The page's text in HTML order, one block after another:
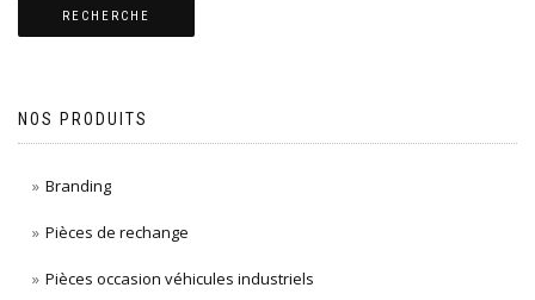
RECHERCHE
NOS PRODUITS
Branding
Pièces de rechange
Pièces occasion véhicules industriels